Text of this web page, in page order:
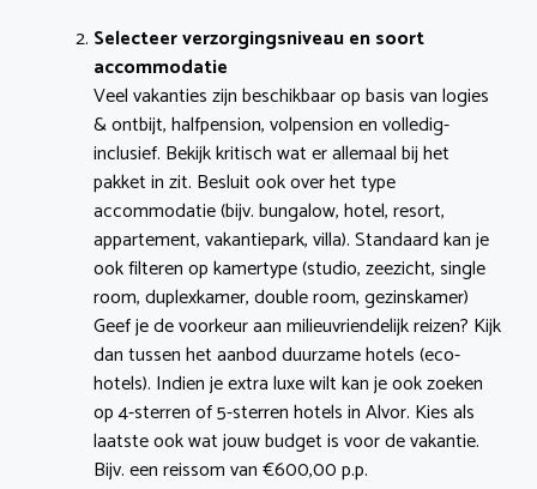
Selecteer verzorgingsniveau en soort
accommodatie
Veel vakanties zijn beschikbaar op basis van logies
& ontbijt, halfpension, volpension en volledig-
inclusief. Bekijk kritisch wat er allemaal bij het
pakket in zit. Besluit ook over het type
accommodatie (bijv. bungalow, hotel, resort,
appartement, vakantiepark, villa). Standaard kan je
ook filteren op kamertype (studio, zeezicht, single
room, duplexkamer, double room, gezinskamer)
Geef je de voorkeur aan milieuvriendelijk reizen? Kijk
dan tussen het aanbod duurzame hotels (eco-
hotels). Indien je extra luxe wilt kan je ook zoeken
op 4-sterren of 5-sterren hotels in Alvor. Kies als
laatste ook wat jouw budget is voor de vakantie.
Bijv. een reissom van €600,00 p.p.